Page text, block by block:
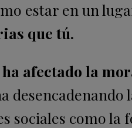
estar en un
que tú.
ha afectado la
sociales como la